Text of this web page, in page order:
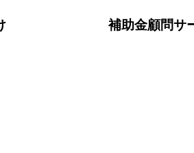
補助金顧問サ